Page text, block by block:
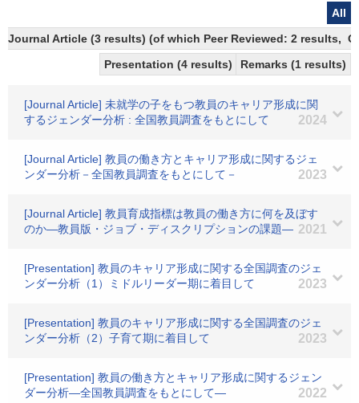
All
Journal Article (3 results) (of which Peer Reviewed: 2 results,
Presentation (4 results)
Remarks (1 results)
[Journal Article] 未就学の子をもつ教員のキャリア形成に関
するジェンダー分析 : 全国教員調査をもとにして
2024
[Journal Article] 教員の働き方とキャリア形成に関するジェ
ンダー分析－全国教員調査をもとにして－
2023
[Journal Article] 教員育成指標は教員の働き方に何を及ぼす
のか―教員版・ジョブ・ディスクリプションの課題― 2021
[Presentation] 教員のキャリア形成に関する全国調査のジェ
ンダー分析（1）ミドルリーダー期に着目して
2023
[Presentation] 教員のキャリア形成に関する全国調査のジェ
ンダー分析（2）子育て期に着目して
2023
[Presentation] 教員の働き方とキャリア形成に関するジェン
ダー分析―全国教員調査をもとにして―
2022